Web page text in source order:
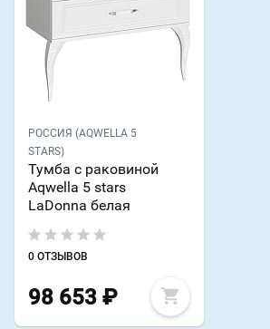
РОССИЯ (AQWELLA 5
STARS)
Тумба с раковиной
Aqwella 5 stars
LaDonna белая
0 ОТЗЫВОВ
98 653 ₽